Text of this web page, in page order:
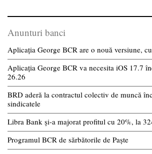
Anunturi banci
Aplicația George BCR are o nouă versiune,
Aplicația George BCR va necesita iOS 17.7
26.26
BRD aderă la contractul colectiv de muncă
sindicatele
Libra Bank și-a majorat profitul cu 20%, la
Programul BCR de sărbătorile de Paște